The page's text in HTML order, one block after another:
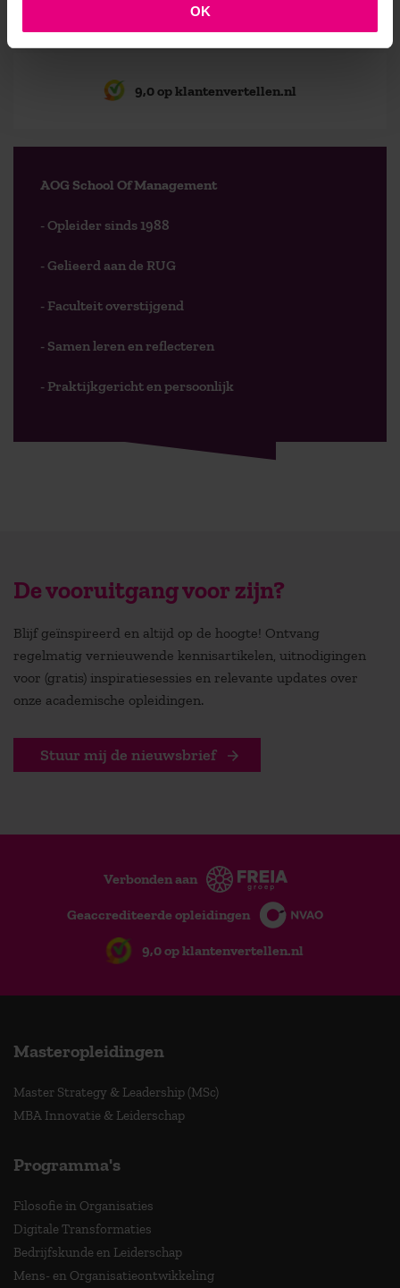
OK
9,0 op klantenvertellen.nl
AOG School Of Management
- Opleider sinds 1988
- Gelieerd aan de RUG
- Faculteit overstijgend
- Samen leren en reflecteren
- Praktijkgericht en persoonlijk
De vooruitgang voor zijn?
Blijf geïnspireerd en altijd op de hoogte! Ontvang
regelmatig vernieuwende kennisartikelen, uitnodigingen
voor (gratis) inspiratiesessies en relevante updates over
onze academische opleidingen.
Stuur mij de nieuwsbrief
Verbonden aan
Geaccrediteerde opleidingen
9,0 op klantenvertellen.nl
Masteropleidingen
Master Strategy & Leadership (MSc)
MBA Innovatie & Leiderschap
Programma's
Filosofie in Organisaties
Digitale Transformaties
Bedrijfskunde en Leiderschap
Mens- en Organisatieontwikkeling